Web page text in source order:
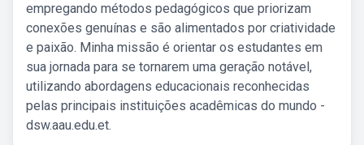
empregando métodos pedagógicos que priorizam
conexões genuínas e são alimentados por criatividade
e paixão. Minha missão é orientar os estudantes em
sua jornada para se tornarem uma geração notável,
utilizando abordagens educacionais reconhecidas
pelas principais instituições acadêmicas do mundo -
dsw.aau.edu.et.